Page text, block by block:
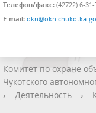
Телефон/факс: (42722) 6-
E-mail: okn@okn.chukotka-
Комитет по охране
Чукотского
›
Деятельность ›